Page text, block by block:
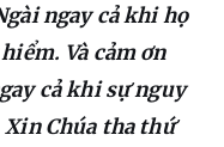
ngay cả khi họ
Và cảm ơn
cả khi sự nguy
Chúa tha thứ